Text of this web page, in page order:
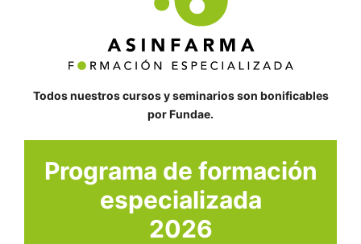
Todos nuestros cursos y seminarios son bonificables
por Fundae.
Programa de formación
especializada
2026